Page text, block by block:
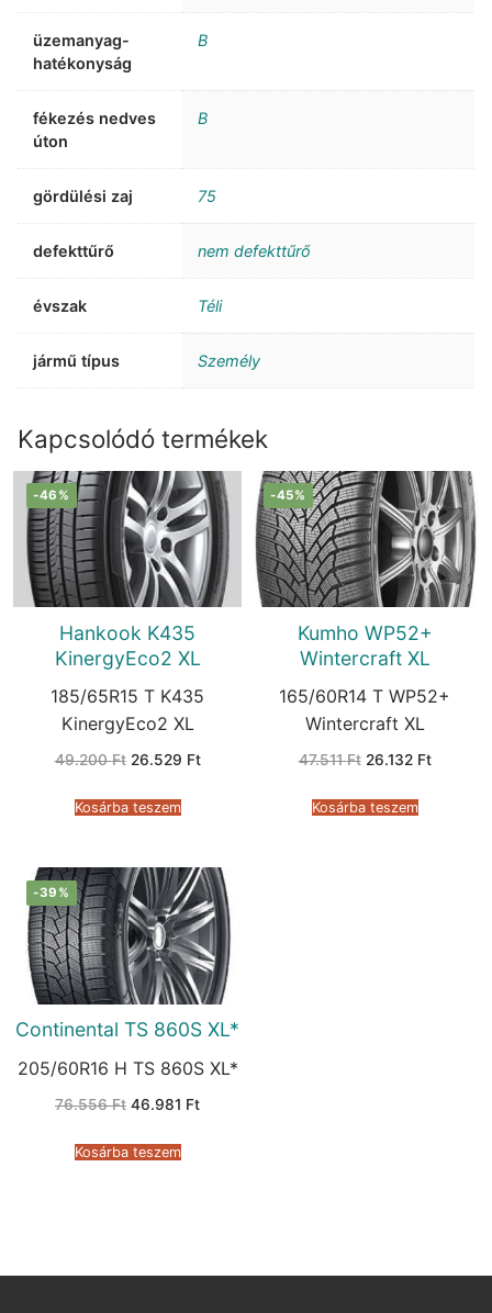
üzemanyag-
hatékonyság
B
fékezés nedves
úton
B
gördülési zaj 75
defekttűrő nem defekttűrő
évszak Téli
jármű típus Személy
Kapcsolódó termékek
-46%
Hankook K435
KinergyEco2 XL
185/65R15 T K435
KinergyEco2 XL
49.200Ft Original
49.200 Ft.
26.529 FtCurrent
Kosárba teszem
-45%
Kumho WP52+
Wintercraft XL
165/60R14 T WP52+
Wintercraft XL
47.511Ft Original
47.511 Ft.
26.132 FtCurrent
Kosárba teszem
-39%
Continental TS 860S XL*
205/60R16 H TS 860S XL*
76.556Ft Original
76.556 Ft.
46.981 FtCurrent
Kosárba teszem